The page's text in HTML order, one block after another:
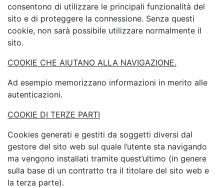
consentono di utilizzare le principali funzionalità del
sito e di proteggere la connessione. Senza questi
cookie, non sarà possibile utilizzare normalmente il
sito.
COOKIE CHE AIUTANO ALLA NAVIGAZIONE.
Ad esempio memorizzano informazioni in merito alle
autenticazioni.
COOKIE DI TERZE PARTI
Cookies generati e gestiti da soggetti diversi dal
gestore del sito web sul quale l’utente sta navigando
ma vengono installati tramite quest’ultimo (in genere
sulla base di un contratto tra il titolare del sito web e
la terza parte).